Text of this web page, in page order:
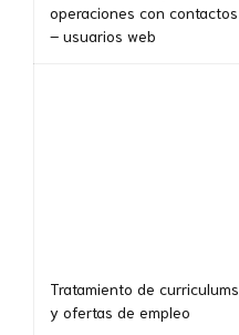
operaciones con contactos
– usuarios web
Tratamiento de curriculums
y ofertas de empleo